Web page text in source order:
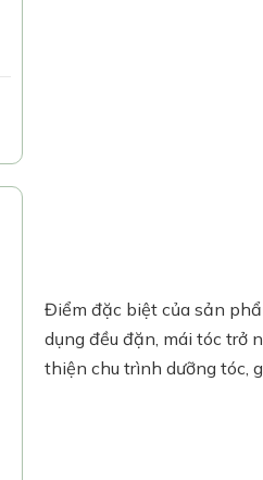
Điểm đặc biệt của sản
dụng đều đặn, mái tóc trở
thiện chu trình dưỡng tóc,